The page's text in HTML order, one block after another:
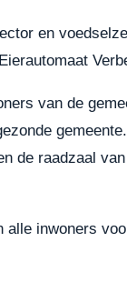
en
van de
de raadzaal
alle inwoners